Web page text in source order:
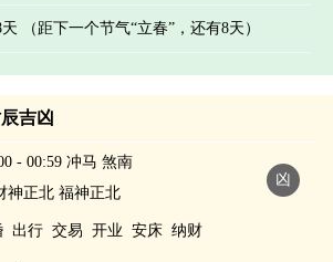
（距下一个节气“立春”，还有8天）
吉凶
凶
- 00:59 冲马 煞南
神正北 福神正北
出行 交易 开业 安床 纳财